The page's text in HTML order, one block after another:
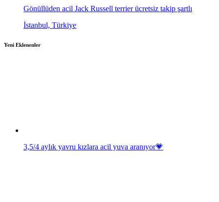
Gönüllüden acil Jack Russell terrier ücretsiz takip şartlı
İstanbul, Türkiye
Yeni Eklenenler
3,5/4 aylık yavru kızlara acil yuva aranıyor💗